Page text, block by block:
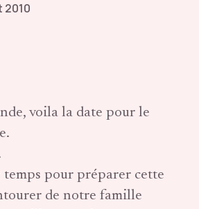
2010
voila la date pour le
temps pour préparer cette
de notre famille